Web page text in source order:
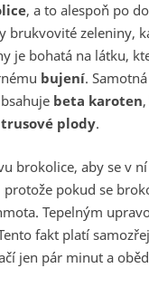
, a to alespoň po
brukvovité zeleniny,
je bohatá na látku,
bujení.
beta karoten
plody.
brokolice, aby se v
protože pokud se
Tepelným
fakt platí
jen pár minut a